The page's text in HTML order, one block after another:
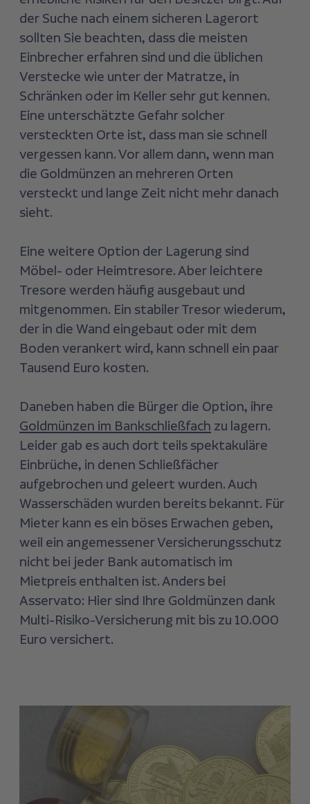
der Suche nach einem sicheren Lagerort
sollten Sie beachten, dass die meisten
Einbrecher erfahren sind und die üblichen
Verstecke wie unter der Matratze, in
Schränken oder im Keller sehr gut kennen.
Eine unterschätzte Gefahr solcher
versteckten Orte ist, dass man sie schnell
vergessen kann. Vor allem dann, wenn man
die Goldmünzen an mehreren Orten
versteckt und lange Zeit nicht mehr danach
sieht.
Eine weitere Option der Lagerung sind
Möbel- oder Heimtresore. Aber leichtere
Tresore werden häufig ausgebaut und
mitgenommen. Ein stabiler Tresor wiederum,
der in die Wand eingebaut oder mit dem
Boden verankert wird, kann schnell ein paar
Tausend Euro kosten.
Daneben haben die Bürger die Option, ihre
Goldmünzen im Bankschließfach zu lagern.
Leider gab es auch dort teils spektakuläre
Einbrüche, in denen Schließfächer
aufgebrochen und geleert wurden. Auch
Wasserschäden wurden bereits bekannt. Für
Mieter kann es ein böses Erwachen geben,
weil ein angemessener Versicherungsschutz
nicht bei jeder Bank automatisch im
Mietpreis enthalten ist. Anders bei
Asservato: Hier sind Ihre Goldmünzen dank
Multi-Risiko-Versicherung mit bis zu 10.000
Euro versichert.